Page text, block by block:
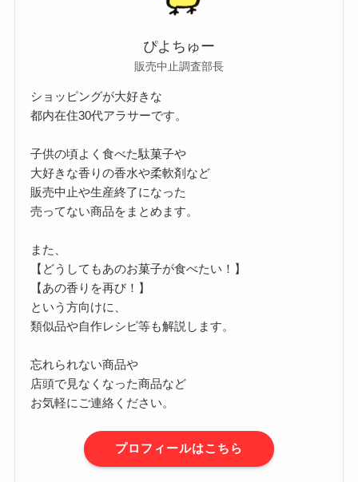
ぴよちゅー
販売中止調査部長
ショッピングが大好きな
都内在住30代アラサーです。
子供の頃よく食べた駄菓子や
大好きな香りの香水や柔軟剤など
販売中止や生産終了になった
売ってない商品をまとめます。
また、
【どうしてもあのお菓子が食べたい！】
【あの香りを再び！】
という方向けに、
類似品や自作レシピ等も解説します。
忘れられない商品や
店頭で見なくなった商品など
お気軽にご連絡ください。
プロフィールはこちら